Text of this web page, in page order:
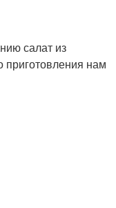
салат из
приготовления нам